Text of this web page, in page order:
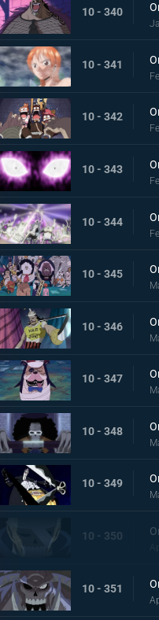
10 - 340
10 - 341
10 - 342
10 - 343
10 - 344
10 - 345
10 - 346
10 - 347
10 - 348
10 - 349
10 - 350
10 - 351